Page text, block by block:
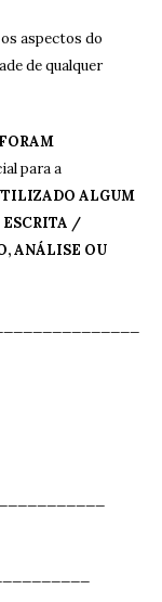
aspectos do
de qualquer
para a
ALGUM
ESCRITA /
ANÁLISE OU